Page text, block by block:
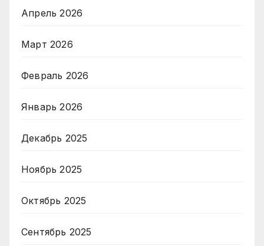
Апрель 2026
Март 2026
Февраль 2026
Январь 2026
Декабрь 2025
Ноябрь 2025
Октябрь 2025
Сентябрь 2025